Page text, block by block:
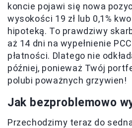
koncie pojawi się nowa
wysokości 19 zł lub 0,1%
hipoteką. To prawdziwy
aż 14 dni na wypełnienie
płatności. Dlatego nie
później, ponieważ Twój
polubi poważnych grzywien!
Jak bezproblemowo
Przechodzimy teraz do